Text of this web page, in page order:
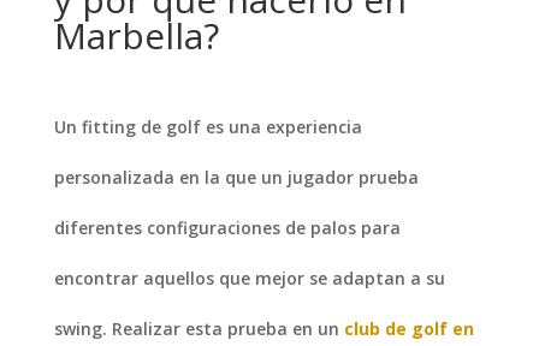
Marbella?
Un fitting de golf es una experiencia
personalizada en la que un jugador prueba
diferentes configuraciones de palos para
encontrar aquellos que mejor se adaptan a su
swing. Realizar esta prueba en un club de golf en